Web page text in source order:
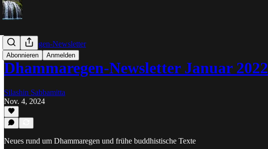
Abonnieren Anmelden
Dhammaregen-Newsletter
Dhammaregen-Newsletter Januar 2022
Silashin Sabbamitta
Nov. 4, 2024
Neues rund um Dhammaregen und frühe buddhistische Texte